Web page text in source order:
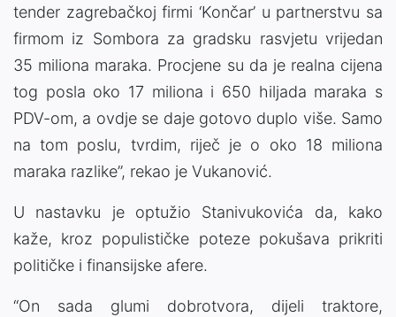
tender zagrebačkoj firmi ‘Končar’ u partnerstvu sa
firmom iz Sombora za gradsku rasvjetu vrijedan
35 miliona maraka. Procjene su da je realna cijena
tog posla oko 17 miliona i 650 hiljada maraka s
PDV-om, a ovdje se daje gotovo duplo više. Samo
na tom poslu, tvrdim, riječ je o oko 18 miliona
maraka razlike”, rekao je Vukanović.
U nastavku je optužio Stanivukovića da, kako
kaže, kroz populističke poteze pokušava prikriti
političke i finansijske afere.
“On sada glumi dobrotvora, dijeli traktore,